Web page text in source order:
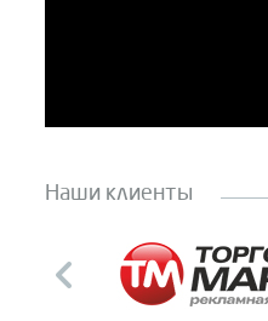
Наши клиенты